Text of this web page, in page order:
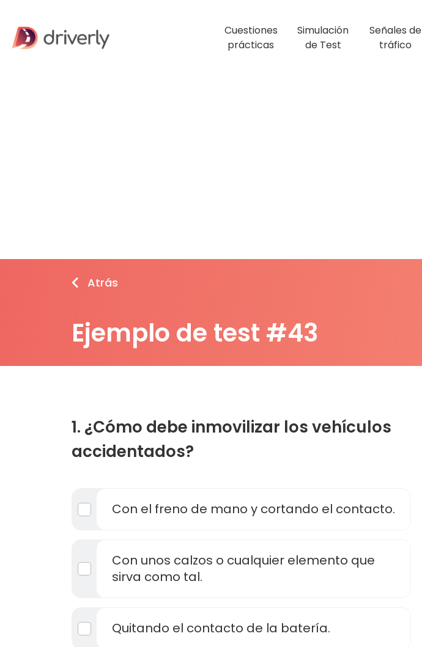
Cuestiones
prácticas
Simulación
de Test
Señales de
tráfico
Atrás
Ejemplo de test #43
1. ¿Cómo debe inmovilizar los vehículos
accidentados?
Con el freno de mano y cortando el contacto.
Con unos calzos o cualquier elemento que
sirva como tal.
Quitando el contacto de la batería.